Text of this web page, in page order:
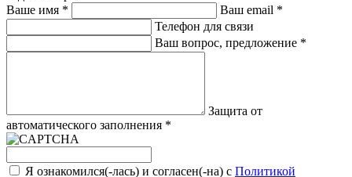
Ваше имя * Ваш email *
Телефон для связи
Ваш вопрос, предложение *
Защита от
автоматического заполнения *
Я ознакомился(-лась) и согласен(-на) с Политикой